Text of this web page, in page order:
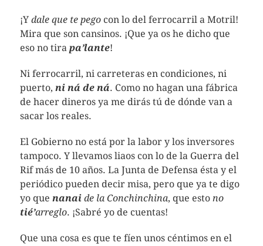
¡Y dale que te pegocon lo del ferrocarril a Motril!
Mira que son cansinos. ¡Que ya os he dicho que
eso no tira pa’lante!
Ni ferrocarril, ni carreteras en condiciones, ni
puerto, ni ná de ná. Como no hagan una fábrica
de hacer dineros ya me dirás tú de dónde van a
sacar los reales.
El Gobierno no está por la labor y los inversores
tampoco. Y llevamos liaos con lo de la Guerra del
Rif más de 10 años. La Junta de Defensa ésta y el
periódico pueden decir misa, pero que ya te digo
yo que nanaide la Conchinchina, que esto no
tié’arreglo. ¡Sabré yo de cuentas!
Que una cosa es que te fíen unos céntimos en el